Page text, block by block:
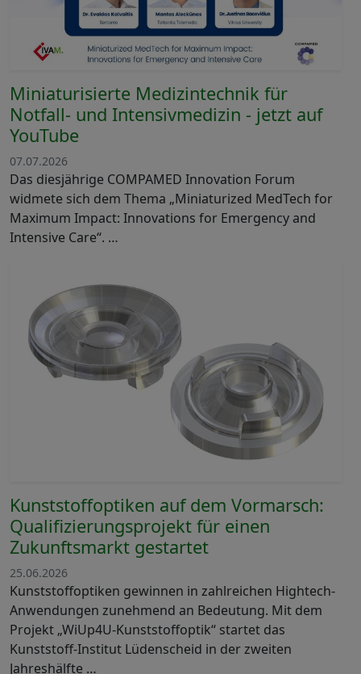
Miniaturisierte Medizintechnik für
Notfall- und Intensivmedizin - jetzt auf
YouTube
07.07.2026
Das diesjährige COMPAMED Innovation Forum
widmete sich dem Thema „Miniaturized MedTech for
Maximum Impact: Innovations for Emergency and
Intensive Care“. …
Kunststoffoptiken auf dem Vormarsch:
Qualifizierungsprojekt für einen
Zukunftsmarkt gestartet
25.06.2026
Kunststoffoptiken gewinnen in zahlreichen Hightech-
Anwendungen zunehmend an Bedeutung. Mit dem
Projekt „WiUp4U-Kunststoffoptik“ startet das
Kunststoff-Institut Lüdenscheid in der zweiten
Jahreshälfte …